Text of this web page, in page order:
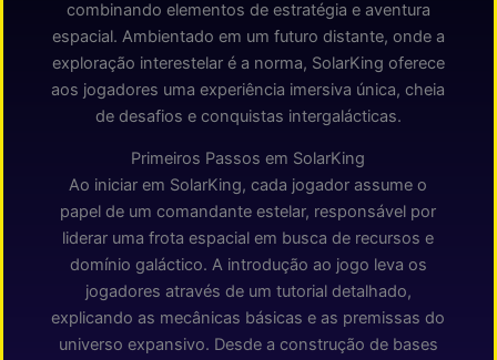
combinando elementos de estratégia e aventura
espacial. Ambientado em um futuro distante, onde a
exploração interestelar é a norma, SolarKing oferece
aos jogadores uma experiência imersiva única, cheia
de desafios e conquistas intergalácticas.
Primeiros Passos em SolarKing
Ao iniciar em SolarKing, cada jogador assume o
papel de um comandante estelar, responsável por
liderar uma frota espacial em busca de recursos e
domínio galáctico. A introdução ao jogo leva os
jogadores através de um tutorial detalhado,
explicando as mecânicas básicas e as premissas do
universo expansivo. Desde a construção de bases